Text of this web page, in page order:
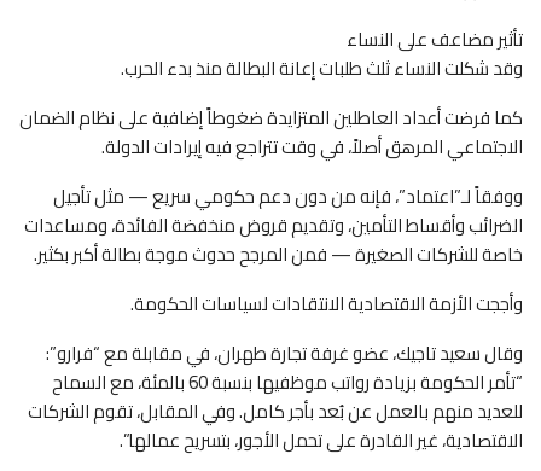
تأثير مضاعف على النساء
وقد شكلت النساء ثلث طلبات إعانة البطالة منذ بدء الحرب.
كما فرضت أعداد العاطلين المتزايدة ضغوطاً إضافية على نظام الضمان
الاجتماعي المرهق أصلاً، في وقت تتراجع فيه إيرادات الدولة.
ووفقاً لـ”اعتماد”، فإنه من دون دعم حكومي سريع — مثل تأجيل
الضرائب وأقساط التأمين، وتقديم قروض منخفضة الفائدة، ومساعدات
خاصة للشركات الصغيرة — فمن المرجح حدوث موجة بطالة أكبر بكثير.
وأججت الأزمة الاقتصادية الانتقادات لسياسات الحكومة.
وقال سعيد تاجيك، عضو غرفة تجارة طهران، في مقابلة مع “فرارو”:
“تأمر الحكومة بزيادة رواتب موظفيها بنسبة 60 بالمئة، مع السماح
للعديد منهم بالعمل عن بُعد بأجر كامل. وفي المقابل، تقوم الشركات
الاقتصادية، غير القادرة على تحمل الأجور، بتسريح عمالها”.